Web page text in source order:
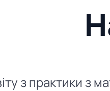
з практики з